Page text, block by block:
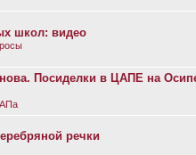
школ: видео
Посиделки в ЦАПЕ на
речки